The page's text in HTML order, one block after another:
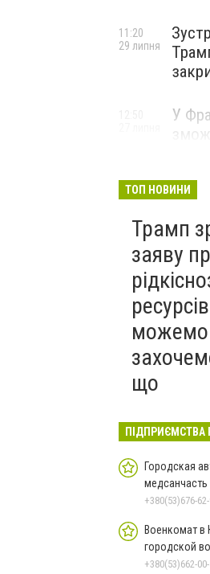
11:20
29 липня
У
ТОП НОВИНИ
Трамп
заяву
можемо
що
ПІДПРИЄМСТВА
Городская
медсанчасть
Военкомат в
городской